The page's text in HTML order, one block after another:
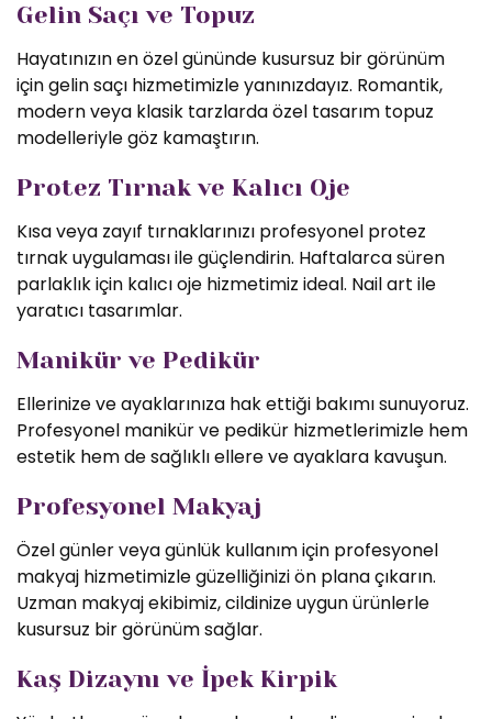
Gelin Saçı ve Topuz
Hayatınızın en özel gününde kusursuz bir görünüm
için gelin saçı hizmetimizle yanınızdayız. Romantik,
modern veya klasik tarzlarda özel tasarım topuz
modelleriyle göz kamaştırın.
Protez Tırnak ve Kalıcı Oje
Kısa veya zayıf tırnaklarınızı profesyonel protez
tırnak uygulaması ile güçlendirin. Haftalarca süren
parlaklık için kalıcı oje hizmetimiz ideal. Nail art ile
yaratıcı tasarımlar.
Manikür ve Pedikür
Ellerinize ve ayaklarınıza hak ettiği bakımı sunuyoruz.
Profesyonel manikür ve pedikür hizmetlerimizle hem
estetik hem de sağlıklı ellere ve ayaklara kavuşun.
Profesyonel Makyaj
Özel günler veya günlük kullanım için profesyonel
makyaj hizmetimizle güzelliğinizi ön plana çıkarın.
Uzman makyaj ekibimiz, cildinize uygun ürünlerle
kusursuz bir görünüm sağlar.
Kaş Dizaynı ve İpek Kirpik